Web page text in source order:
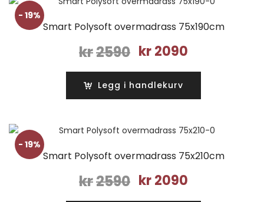
- 19%
Smart Polysoft overmadrass 75x190cm
kr2590 Opprinnelig
var:
kr2590.
kr2090
kr2090.
Legg i handlekurv
- 19%
Smart Polysoft overmadrass 75x210cm
kr2590 Opprinnelig
kr2090